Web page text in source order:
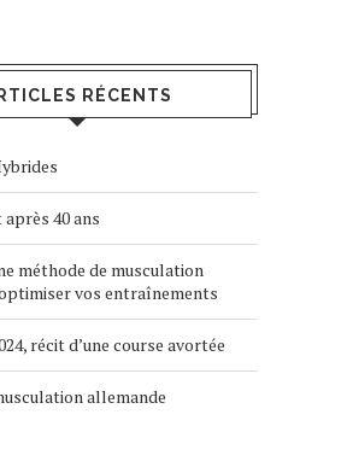
RÉCENTS
40 ans
méthode de musculation
vos entraînements
récit d’une course avortée
allemande